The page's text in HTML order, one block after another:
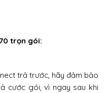
trọn gói:
trả trước, hãy đảm bảo
cước gói, vì ngay sau khi